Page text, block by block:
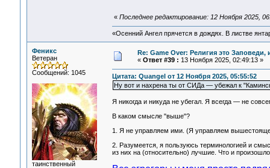
« Последнее редактирование: 12 Ноября 2025,
«Осенний Ангел прячется в дождях. В листве
Феникс
Ветеран
Сообщений: 1045
таинственный
Re: Game Over: Религия это Заповеди,
« Ответ #39 : 13 Ноября 2025, 02:49:13 »
Цитата: Quangel от 12 Ноября 2025, 05:55:52
Ну вот и нахрена ты от СИДа — убежал к
Я никогда и никуда не убегал. Я всегда — не
В каком смысле "выше"?
1. Я не управляем ими. (Я управляем
2. Разумеется, я пользуюсь терминологией и
из них на (относительно) лучшие. Что и